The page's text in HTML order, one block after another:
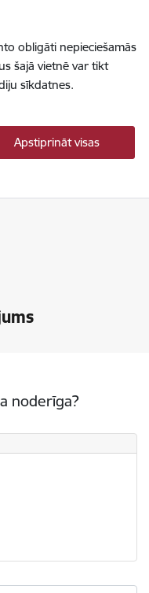
obligāti nepieciešamās
šajā vietnē var tikt
sīkdatnes.
Apstiprināt visas
noderīga?